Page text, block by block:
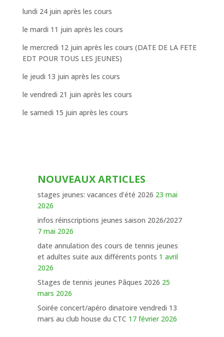
lundi 24 juin après les cours
le mardi 11 juin après les cours
le mercredi 12 juin après les cours (DATE DE LA FETE
EDT POUR TOUS LES JEUNES)
le jeudi 13 juin après les cours
le vendredi 21 juin après les cours
le samedi 15 juin après les cours
NOUVEAUX ARTICLES
stages jeunes: vacances d’été 2026 23 mai
2026
infos réinscriptions jeunes saison 2026/2027
7 mai 2026
date annulation des cours de tennis jeunes
et adultes suite aux différents ponts 1 avril
2026
Stages de tennis jeunes Pâques 2026 25
mars 2026
Soirée concert/apéro dinatoire vendredi 13
mars au club house du CTC 17 février 2026